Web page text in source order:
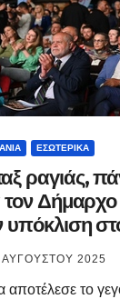
ΕΣΩΤΕΡΙΚΑ
ραγιάς,
τον
υπόκλιση
ΑΥΓΟΎΣΤΟΥ 2025
αποτέλεσε το